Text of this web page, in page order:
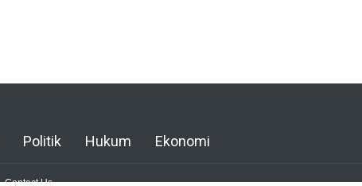
Politik Hukum Ekonomi
Contact Us